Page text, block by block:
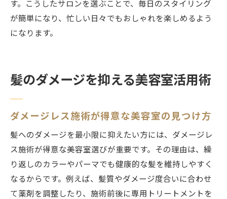
す。こうしたサロンを選ぶことで、毎日のスタイリング
が簡単になり、忙しい日々でもおしゃれを楽しめるよう
になります。
髪のダメージを抑える美容室活用術
ダメージレス施術が得意な美容室の見つけ方
髪へのダメージを最小限に抑えたい方には、ダメージレ
ス施術が得意な美容室選びが重要です。その理由は、繰
り返しのカラーやパーマでも健康的な髪を維持しやすく
なるからです。例えば、髪質やダメージ度合いに合わせ
て薬剤を調整したり、施術前後に専用トリートメントを